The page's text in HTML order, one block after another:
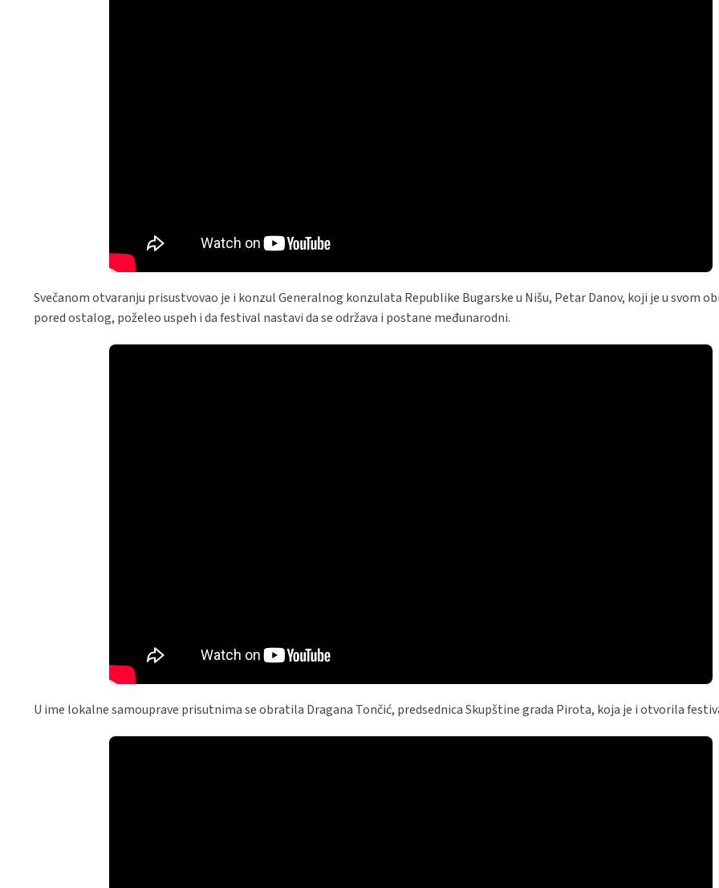
Svečanom otvaranju prisustvovao je i konzul Generalnog konzulata Republike Bugarske u Nišu, Petar Danov, koji je u svom
pored ostalog, poželeo uspeh i da festival nastavi da se održava i postane međunarodni.
U ime lokalne samouprave prisutnima se obratila Dragana Tončić, predsednica Skupštine grada Pirota, koja je i otvorila